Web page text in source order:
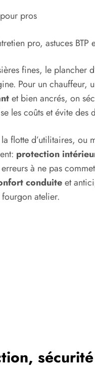
pros
pro, astuces BTP
fines, le plancher
Pour un chauffeur,
et bien ancrés, on
les coûts et évite des
d’utilitaires, ou
protection
à ne pas
conduiteet
atelier.